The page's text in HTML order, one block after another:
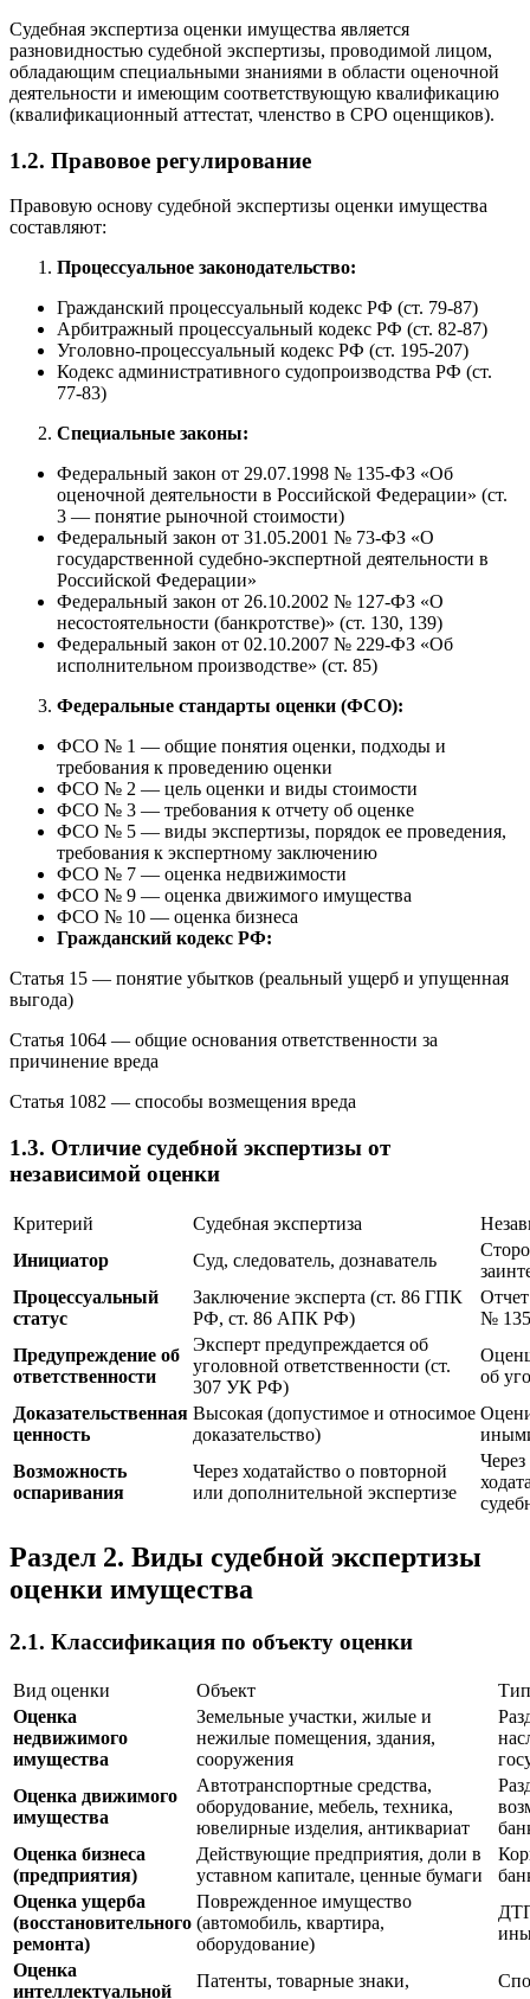
Судебная экспертиза оценки имущества является
разновидностью судебной экспертизы, проводимой лицом,
обладающим специальными знаниями в области оценочной
деятельности и имеющим соответствующую квалификацию
(квалификационный аттестат, членство в СРО оценщиков).
1.2. Правовое регулирование
Правовую основу судебной экспертизы оценки имущества
составляют:
Процессуальное законодательство:
Гражданский процессуальный кодекс РФ (ст. 79-87)
Арбитражный процессуальный кодекс РФ (ст. 82-87)
Уголовно-процессуальный кодекс РФ (ст. 195-207)
Кодекс административного судопроизводства РФ (ст.
77-83)
Специальные законы:
Федеральный закон от 29.07.1998 № 135-ФЗ «Об
оценочной деятельности в Российской Федерации» (ст.
3 — понятие рыночной стоимости)
Федеральный закон от 31.05.2001 № 73-ФЗ «О
государственной судебно-экспертной деятельности в
Российской Федерации»
Федеральный закон от 26.10.2002 № 127-ФЗ «О
несостоятельности (банкротстве)» (ст. 130, 139)
Федеральный закон от 02.10.2007 № 229-ФЗ «Об
исполнительном производстве» (ст. 85)
Федеральные стандарты оценки (ФСО):
ФСО № 1 — общие понятия оценки, подходы и
требования к проведению оценки
ФСО № 2 — цель оценки и виды стоимости
ФСО № 3 — требования к отчету об оценке
ФСО № 5 — виды экспертизы, порядок ее проведения,
требования к экспертному заключению
ФСО № 7 — оценка недвижимости
ФСО № 9 — оценка движимого имущества
ФСО № 10 — оценка бизнеса
Гражданский кодекс РФ:
Статья 15 — понятие убытков (реальный ущерб и упущенная
выгода)
Статья 1064 — общие основания ответственности за
причинение вреда
Статья 1082 — способы возмещения вреда
1.3. Отличие судебной экспертизы от
независимой оценки
Критерий Судебная экспертиза
Инициатор
Суд, следователь, дознаватель
Процессуальный
статус
Заключение эксперта (ст. 86 ГПК
РФ, ст. 86 АПК РФ)
№
Предупреждение об
ответственности
Эксперт предупреждается об
уголовной ответственности (ст.
307 УК РФ)
об
Доказательственная
ценность
Высокая (допустимое и относимое
доказательство)
Возможность
оспаривания
Через ходатайство о повторной
или дополнительной экспертизе
Раздел 2. Виды судебной экспертизы
оценки имущества
2.1. Классификация по объекту оценки
Вид оценки Объект
Оценка
недвижимого
имущества
Земельные участки, жилые и
нежилые помещения, здания,
сооружения
Оценка движимого
имущества
Автотранспортные средства,
оборудование, мебель, техника,
ювелирные изделия, антиквариат
Оценка бизнеса
(предприятия)
Действующие предприятия, доли в
уставном капитале, ценные бумаги
Оценка ущерба
(восстановительного
ремонта)
Поврежденное имущество
(автомобиль, квартира,
оборудование)
Оценка
интеллектуальной
Патенты, товарные знаки,